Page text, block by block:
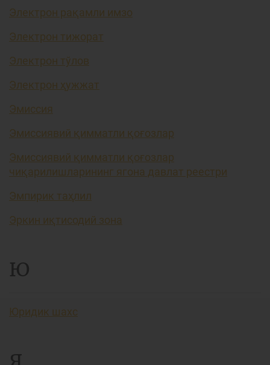
Электрон рақамли имзо
Электрон тижорат
Электрон тўлов
Электрон ҳужжат
Эмиссия
Эмиссиявий қимматли қоғозлар
Эмиссиявий қимматли қоғозлар
чиқарилишларининг ягона давлат реестри
Эмпирик таҳлил
Эркин иқтисодий зона
Ю
Юридик шахс